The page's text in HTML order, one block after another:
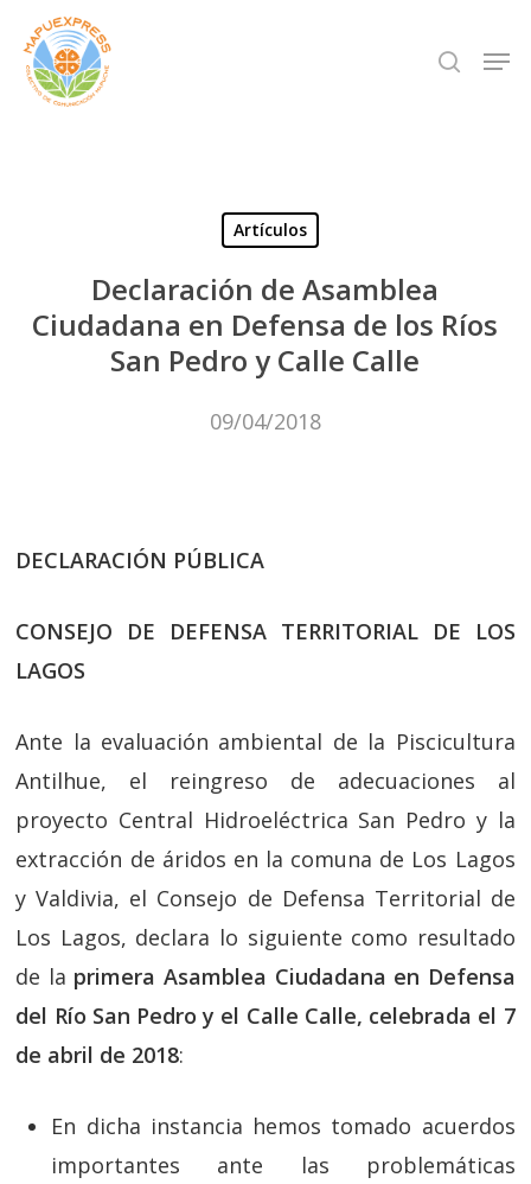
Skip
main
search
Artículos
Declaración de Asamblea
Ciudadana en Defensa de los Ríos
San Pedro y Calle Calle
09/04/2018
DECLARACIÓN PÚBLICA
CONSEJO DE DEFENSA TERRITORIAL DE LOS
LAGOS
Ante la evaluación ambiental de la Piscicultura
Antilhue, el reingreso de adecuaciones al
proyecto Central Hidroeléctrica San Pedro y la
extracción de áridos en la comuna de Los Lagos
y Valdivia, el Consejo de Defensa Territorial de
Los Lagos, declara lo siguiente como resultado
de la primera Asamblea Ciudadana en Defensa
del Río San Pedro y el Calle Calle, celebrada el 7
de abril de 2018:
En dicha instancia hemos tomado acuerdos
importantes ante las problemáticas
Close